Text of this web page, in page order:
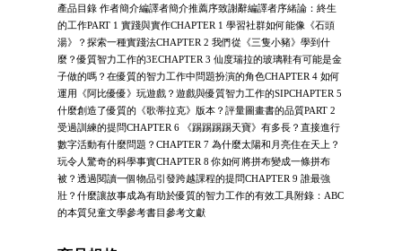
產品目錄 作者簡介編譯者簡介推薦序致謝辭編譯者序緒論：終生
的工作PART 1 實踐與實作CHAPTER 1 學習社群如何能像《石頭
湯》？探索一種實踐法CHAPTER 2 我們從《三隻小豬》學到什
麼？優質智力工作的3ECHAPTER 3 仙度瑞拉的玻璃鞋有可能是金
子做的嗎？在優質的智力工作中問題扮演的角色CHAPTER 4 如何
運用《阿比優優》玩遊戲？遊戲與優質智力工作的SIPCHAPTER 5
什麼創造了優質的《歌蒂拉克》版本？評量圖畫書的品質PART 2
受過訓練的提問CHAPTER 6 《踢踢踢踢天寶》有多長？直接進行
數字活動有什麼問題？CHAPTER 7 為什麼太陽和月亮住在天上？
玩令人驚奇的科學事實CHAPTER 8 你如何將拼布變成一條拼布
被？透過閱讀一個物品引發跨越課程的提問CHAPTER 9 誰最強
壯？什麼讓故事成為有助於優質的智力工作的有效工具附錄：ABC
的本質兒童文學參考書目參考文獻